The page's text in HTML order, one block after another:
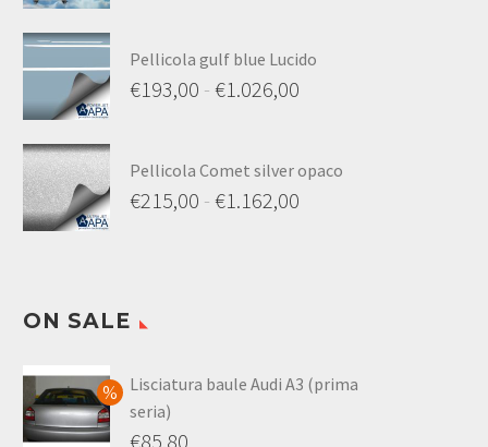
Pellicola gulf blue Lucido
€193,00 - €1.026,00
prezzo:
€1.026,00
Pellicola Comet silver opaco
€215,00 - €1.162,00
da
a
€1.162,00
ON SALE
Lisciatura baule Audi A3 (prima
seria)
Il
€85,80